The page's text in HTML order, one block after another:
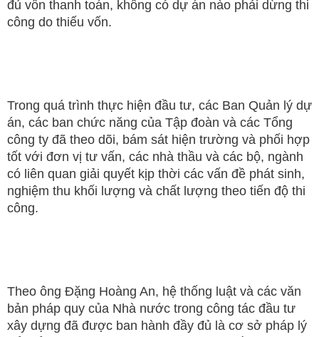
đủ vốn thanh toán, không có dự án nào phải dừng thi
công do thiếu vốn.
Trong quá trình thực hiện đầu tư, các Ban Quản lý dự
án, các ban chức năng của Tập đoàn và các Tổng
công ty đã theo dõi, bám sát hiện trường và phối hợp
tốt với đơn vị tư vấn, các nhà thầu và các bộ, ngành
có liên quan giải quyết kịp thời các vấn đề phát sinh,
nghiệm thu khối lượng và chất lượng theo tiến độ thi
công.
Theo ông Đặng Hoàng An, hệ thống luật và các văn
bản pháp quy của Nhà nước trong công tác đầu tư
xây dựng đã được ban hành đầy đủ là cơ sở pháp lý